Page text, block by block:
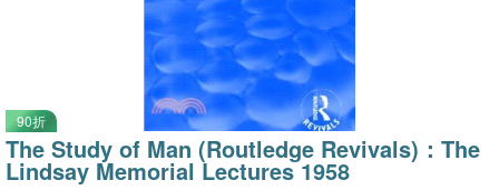
90折
The Study of Man (Routledge Revivals)：The
Lindsay Memorial Lectures 1958